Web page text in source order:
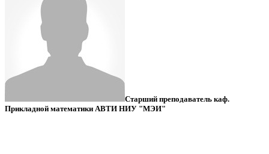
Старший преподаватель каф.
Прикладной математики АВТИ НИУ "МЭИ"